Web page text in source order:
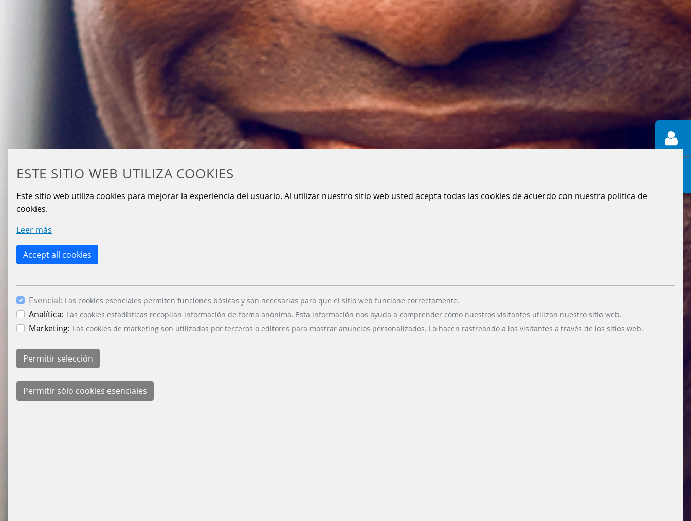
ESTE SITIO WEB UTILIZA COOKIES
Este sitio web utiliza cookies para mejorar la experiencia del usuario. Al utilizar nuestro sitio web usted acepta todas las cookies de acuerdo con nuestra política de
cookies.
Leer más
Accept all cookies
Esencial: Las cookies esenciales permiten funciones básicas y son necesarias para que el sitio web funcione correctamente.
Analítica: Las cookies estadísticas recopilan información de forma anónima. Esta información nos ayuda a comprender cómo nuestros visitantes utilizan nuestro sitio web.
Marketing: Las cookies de marketing son utilizadas por terceros o editores para mostrar anuncios personalizados. Lo hacen rastreando a los visitantes a través de los sitios web.